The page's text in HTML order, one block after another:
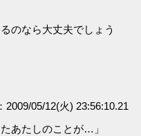
のなら大丈夫でしょう
2009/05/12(火) 23:56:10.21
あたしのことが…」